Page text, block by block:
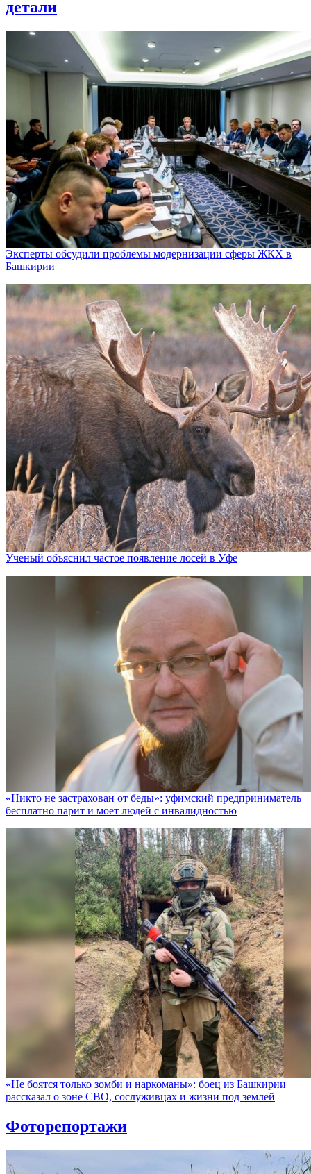
детали
Эксперты обсудили проблемы модернизации сферы ЖКХ в
Башкирии
Ученый объяснил частое появление лосей в Уфе
«Никто не заcтрахован от беды»: уфимский предприниматель
бесплатно парит и моет людей с инвалидностью
«Не боятся только зомби и наркоманы»: боец из Башкирии
рассказал о зоне СВО, сослуживцах и жизни под землей
Фоторепортажи